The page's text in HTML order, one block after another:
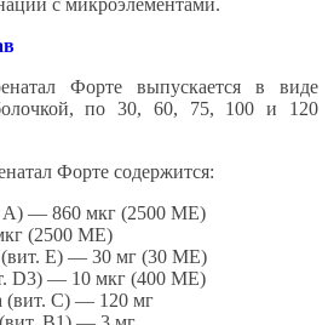
Форте выпускается в виде
по 30, 60, 75, 100 и 120
Форте содержится:
А) — 860 мкг (2500 МЕ)
(2500 МЕ)
(вит. Е) — 30 мг (30 МЕ)
D3) — 10 мкг (400 МЕ)
(вит. С) — 120 мг